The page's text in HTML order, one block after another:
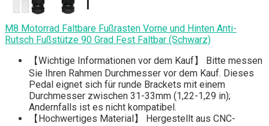
M8 Motorrad Faltbare Fußrasten Vorne und Hinten Anti-
Rutsch Fußstütze 90 Grad Fest Faltbar (Schwarz)
【Wichtige Informationen vor dem Kauf】 Bitte messen
Sie Ihren Rahmen Durchmesser vor dem Kauf. Dieses
Pedal eignet sich für runde Brackets mit einem
Durchmesser zwischen 31-33mm (1,22-1,29 in);
Andernfalls ist es nicht kompatibel.
【Hochwertiges Material】 Hergestellt aus CNC-